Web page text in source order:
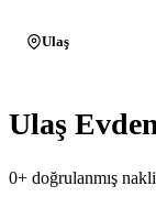
Ulaş
Ulaş
0+ doğrulanmış